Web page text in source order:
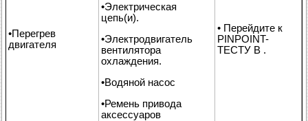
•Перегрев
двигателя
•Электрическая
цепь(и).
•Электродвигатель
вентилятора
охлаждения.
•Водяной насос
•Ремень привода
аксессуаров
• Перейдите к
PINPOINT-
ТЕСТУ B .